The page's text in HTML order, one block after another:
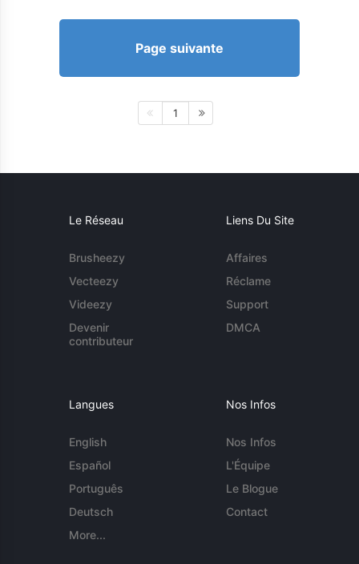
Page suivante
1
Le Réseau
Brusheezy
Vecteezy
Videezy
Devenir
contributeur
Liens Du Site
Affaires
Réclame
Support
DMCA
Langues
English
Español
Português
Deutsch
More...
Nos Infos
Nos Infos
L'Équipe
Le Blogue
Contact